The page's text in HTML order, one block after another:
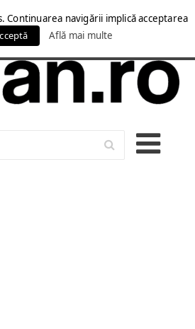
Continuarea navigării implică acceptarea
Află mai multe